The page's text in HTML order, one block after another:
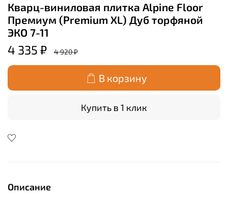
Кварц-виниловая плитка Alpine Floor
Премиум (Premium XL) Дуб торфяной
ЭКО 7-11
4 335 ₽ 4 920 ₽
В корзину
Купить в 1 клик
Описание